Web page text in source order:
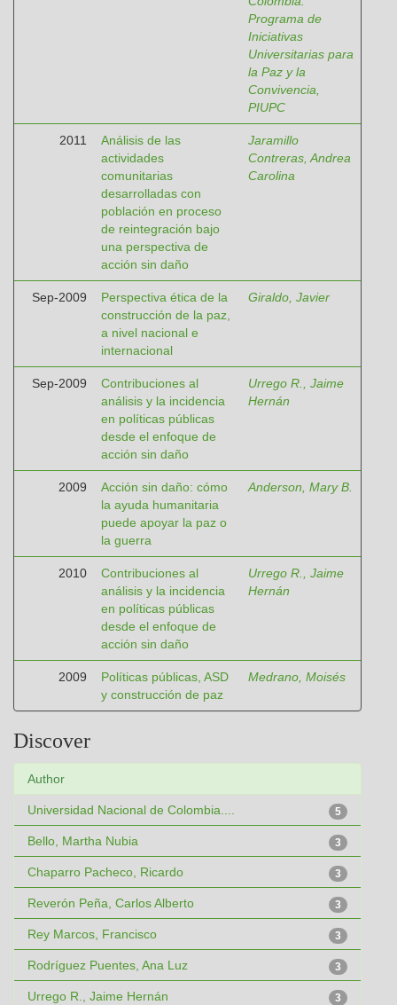
Programa de
Iniciativas
Universitarias para
la Paz y la
Convivencia,
PIUPC
2011
Análisis de las
actividades
comunitarias
desarrolladas con
población en proceso
de reintegración bajo
una perspectiva de
acción sin daño
Jaramillo
Contreras, Andrea
Carolina
Sep-2009
Perspectiva ética de la
construcción de la paz,
a nivel nacional e
internacional
Giraldo, Javier
Sep-2009
Contribuciones al
análisis y la incidencia
en políticas públicas
desde el enfoque de
acción sin daño
Urrego R., Jaime
Hernán
2009
Acción sin daño: cómo
la ayuda humanitaria
puede apoyar la paz o
la guerra
Anderson, Mary B.
2010
Contribuciones al
análisis y la incidencia
en políticas públicas
desde el enfoque de
acción sin daño
Urrego R., Jaime
Hernán
2009
Políticas públicas, ASD
y construcción de paz
Medrano, Moisés
Discover
Author
5
Universidad Nacional de Colombia....
3
Bello, Martha Nubia
3
Chaparro Pacheco, Ricardo
3
Reverón Peña, Carlos Alberto
3
Rey Marcos, Francisco
3
Rodríguez Puentes, Ana Luz
3
Urrego R., Jaime Hernán